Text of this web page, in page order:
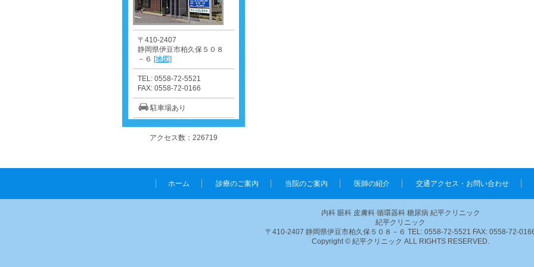
〒410-2407
静岡県伊豆市柏久保５０８
－６ [地図]
TEL: 0558-72-5521
FAX: 0558-72-0166
駐車場あり
アクセス数：226719
ホーム 診療のご案内 当院のご案内 医師の紹介 交通アクセス・お問い合わせ
内科 眼科 皮膚科 循環器科 糖尿病 紀平クリニック
紀平クリニック
〒410-2407 静岡県伊豆市柏久保５０８－６ TEL: 0558-72-5521 FAX: 0558-72-
Copyright © 紀平クリニック ALL RIGHTS RESERVED.